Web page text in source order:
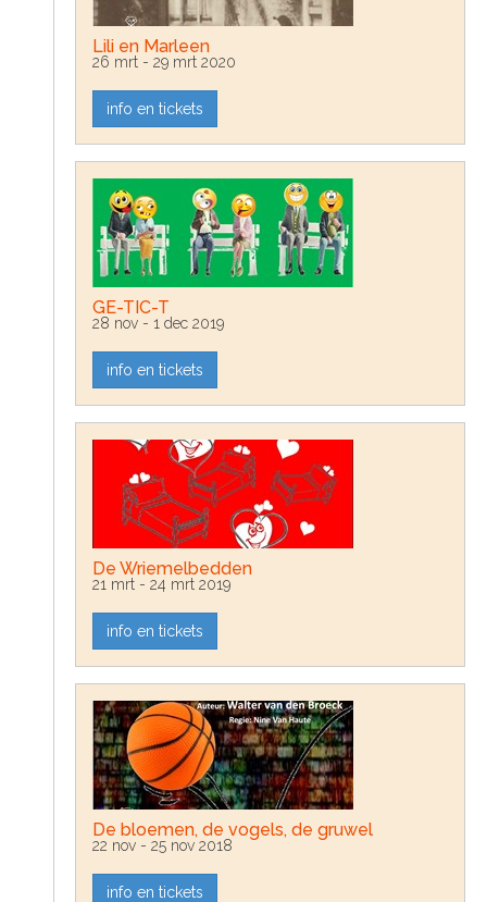
Lili en Marleen
26 mrt - 29 mrt 2020
info en tickets
GE-TIC-T
28 nov - 1 dec 2019
info en tickets
De Wriemelbedden
21 mrt - 24 mrt 2019
info en tickets
De bloemen, de vogels, de gruwel
22 nov - 25 nov 2018
info en tickets